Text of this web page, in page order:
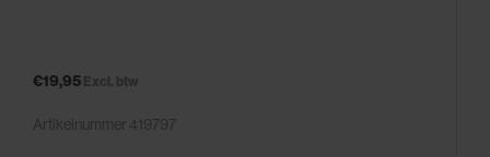
€19,95 Excl. btw
Artikelnummer 419797